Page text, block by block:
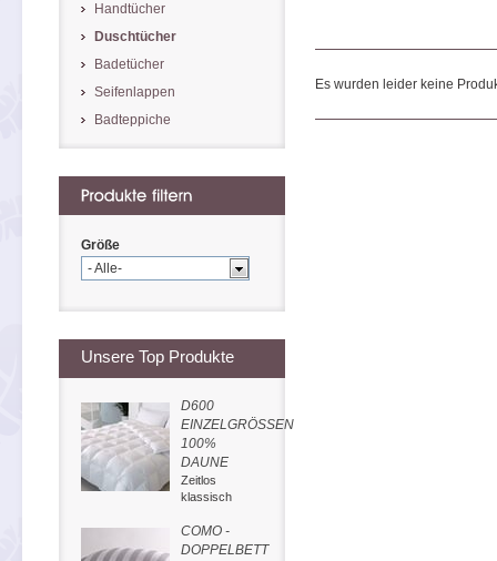
Es wurden leider keine
Handtücher
Duschtücher
Badetücher
Seifenlappen
Badteppiche
Größe
- Alle-
Unsere Top Produkte
D600
EINZELGRÖSSEN
100%
DAUNE
Zeitlos
klassisch
COMO -
DOPPELBETT